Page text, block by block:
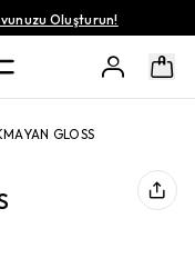
Oluşturun!
GLOSS